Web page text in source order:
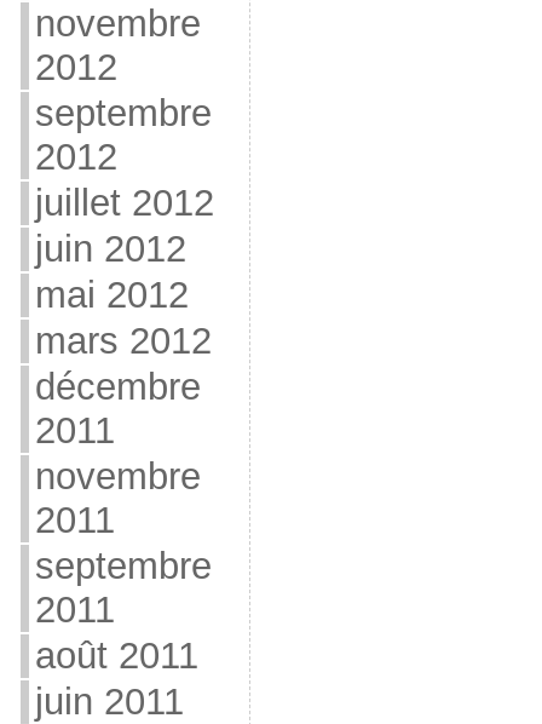
novembre
2012
septembre
2012
juillet 2012
juin 2012
mai 2012
mars 2012
décembre
2011
novembre
2011
septembre
2011
août 2011
juin 2011